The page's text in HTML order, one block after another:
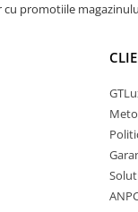
cu promotiile